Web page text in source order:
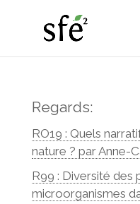
Regards:
RO19 : Quels
nature ? par Anne-
R99 : Diversité des
microorganismes